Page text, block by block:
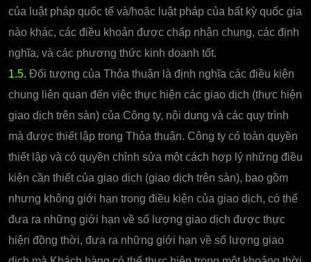
của luật pháp quốc tế và/hoặc luật pháp của bất kỳ quốc gia
nào khác, các điều khoản được chấp nhận chung, các định
nghĩa, và các phương thức kinh doanh tốt.
1.5. Đối tượng của Thỏa thuận là định nghĩa các điều kiện
chung liên quan đến việc thực hiện các giao dịch (thực hiện
giao dịch trên sàn) của Công ty, nội dung và các quy trình
mà được thiết lập trong Thỏa thuận. Công ty có toàn quyền
thiết lập và có quyền chỉnh sửa một cách hợp lý những điều
kiện cần thiết của giao dịch (giao dịch trên sàn), bao gồm
nhưng không giới hạn trong điều kiện của giao dịch, có thể
đưa ra những giới hạn về số lượng giao dịch được thực
hiện đồng thời, đưa ra những giới hạn về số lượng giao